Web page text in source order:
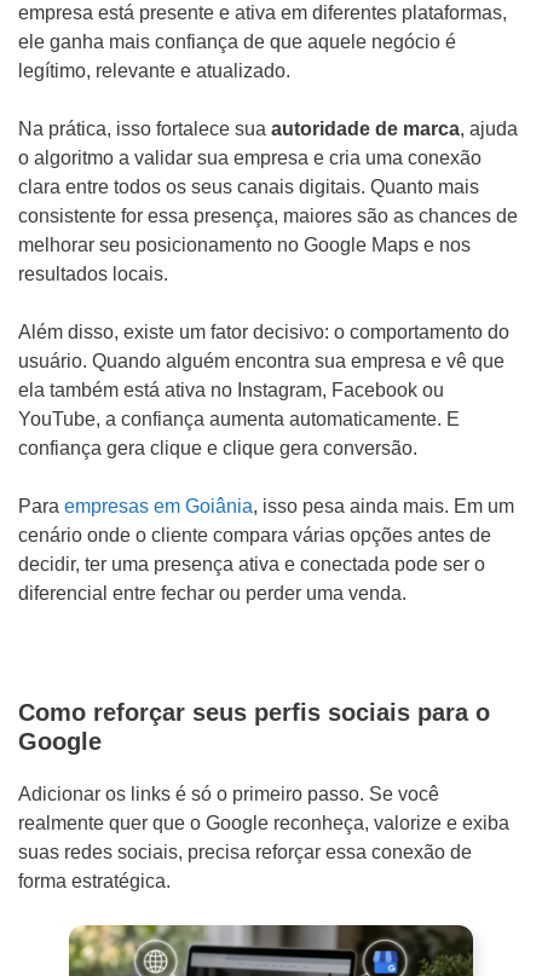
empresa está presente e ativa em diferentes plataformas,
ele ganha mais confiança de que aquele negócio é
legítimo, relevante e atualizado.
Na prática, isso fortalece sua autoridade de marca, ajuda
o algoritmo a validar sua empresa e cria uma conexão
clara entre todos os seus canais digitais. Quanto mais
consistente for essa presença, maiores são as chances de
melhorar seu posicionamento no Google Maps e nos
resultados locais.
Além disso, existe um fator decisivo: o comportamento do
usuário. Quando alguém encontra sua empresa e vê que
ela também está ativa no Instagram, Facebook ou
YouTube, a confiança aumenta automaticamente. E
confiança gera clique e clique gera conversão.
Para empresas em Goiânia, isso pesa ainda mais. Em um
cenário onde o cliente compara várias opções antes de
decidir, ter uma presença ativa e conectada pode ser o
diferencial entre fechar ou perder uma venda.
Como reforçar seus perfis sociais para o
Google
Adicionar os links é só o primeiro passo. Se você
realmente quer que o Google reconheça, valorize e exiba
suas redes sociais, precisa reforçar essa conexão de
forma estratégica.